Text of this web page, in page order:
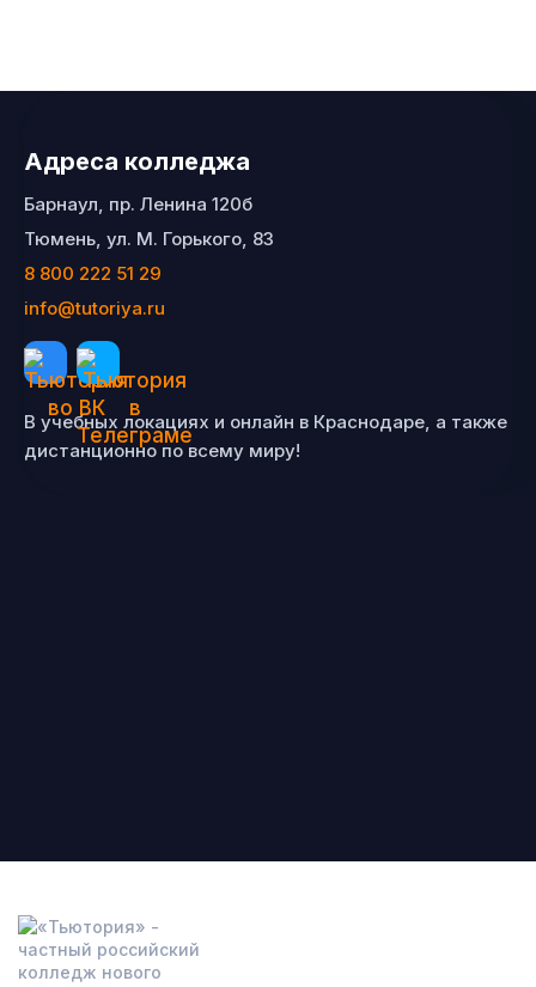
Адреса колледжа
Барнаул, пр. Ленина 120б
Тюмень, ул. М. Горького, 83
8 800 222 51 29
info@tutoriya.ru
В учебных локациях и онлайн в Краснодаре, а также
дистанционно по всему миру!